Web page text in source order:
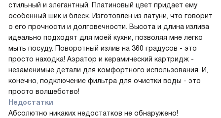
стильный и элегантный. Платиновый цвет придает ему
особенный шик и блеск. Изготовлен из латуни, что говорит
о его прочности и долговечности. Высота и длина излива
идеально подходят для моей кухни, позволяя мне легко
мыть посуду. Поворотный излив на 360 градусов - это
просто находка! Аэратор и керамический картридж -
незаменимые детали для комфортного использования. И,
конечно, подключение фильтра для очистки воды - это
просто волшебство!
Недостатки
Абсолютно никаких недостатков не обнаружено!